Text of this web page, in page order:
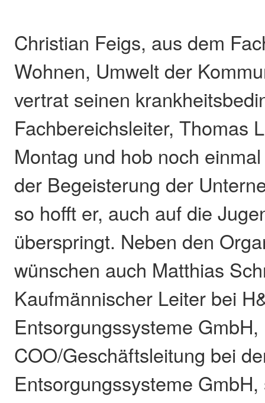
Christian Feigs, aus dem
Wohnen, Umwelt der
vertrat seinen
Fachbereichsleiter, Thomas
Montag und hob noch
der Begeisterung der
so hofft er, auch auf die
überspringt. Neben den
wünschen auch Matthias
Kaufmännischer Leiter bei
Entsorgungssysteme
COO/Geschäftsleitung bei
Entsorgungssysteme